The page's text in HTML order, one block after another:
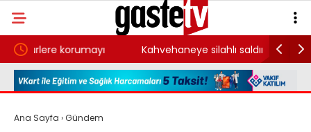
Kahvehaneye silahlı saldırı. 3 kişi yaralandı Denize
Ana Sayfa ›Gündem